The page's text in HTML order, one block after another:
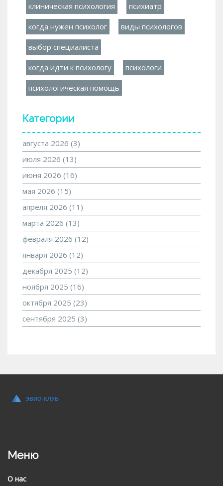
клиническая психология психиатр
когда нужен психолог виды психологов
выбор специалиста
когда идти к психологу психологи
психологическая помощь
Категории
августа 2026 (3)
июля 2026 (13)
июня 2026 (16)
мая 2026 (15)
апреля 2026 (11)
марта 2026 (13)
февраля 2026 (12)
января 2026 (12)
декабря 2025 (12)
ноября 2025 (16)
октября 2025 (23)
сентября 2025 (3)
Меню
О нас